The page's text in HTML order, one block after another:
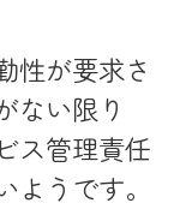
性が要求さ
ない限り
ス管理責任
うです。